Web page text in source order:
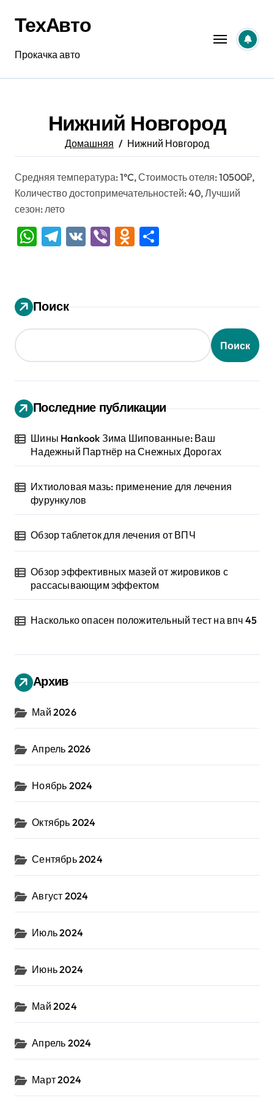
содержанию
ТехАвто
Прокачка авто
Нижний Новгород
Домашняя Нижний Новгород
Средняя температура: 1°C, Стоимость отеля: 10500₽,
Количество достопримечательностей: 40, Лучший
сезон: лето
WhatsApp
Telegram
VK ViberOdnoklassniki
Поиск
Поиск
Последние публикации
Шины Hankook Зима Шипованные: Ваш
Надежный Партнёр на Снежных Дорогах
Ихтиоловая мазь: применение для лечения
фурункулов
Обзор таблеток для лечения от ВПЧ
Обзор эффективных мазей от жировиков с
рассасывающим эффектом
Насколько опасен положительный тест на впч 45
Архив
Май 2026
Апрель 2026
Ноябрь 2024
Октябрь 2024
Сентябрь 2024
Август 2024
Июль 2024
Июнь 2024
Май 2024
Апрель 2024
Март 2024